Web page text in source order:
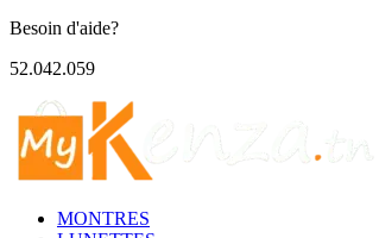
Besoin d'aide?
52.042.059
MONTRES